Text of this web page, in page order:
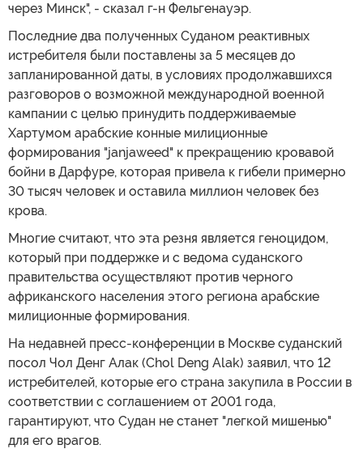
через Минск", - сказал г-н Фельгенауэр.
Последние два полученных Суданом реактивных
истребителя были поставлены за 5 месяцев до
запланированной даты, в условиях продолжавшихся
разговоров о возможной международной военной
кампании с целью принудить поддерживаемые
Хартумом арабские конные милиционные
формирования "janjaweed" к прекращению кровавой
бойни в Дарфуре, которая привела к гибели примерно
30 тысяч человек и оставила миллион человек без
крова.
Многие считают, что эта резня является геноцидом,
который при поддержке и с ведома суданского
правительства осуществляют против черного
африканского населения этого региона арабские
милиционные формирования.
На недавней пресс-конференции в Москве суданский
посол Чол Денг Алак (Chol Deng Alak) заявил, что 12
истребителей, которые его страна закупила в России в
соответствии с соглашением от 2001 года,
гарантируют, что Судан не станет "легкой мишенью"
для его врагов.